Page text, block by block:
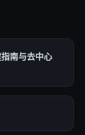
南与去中心